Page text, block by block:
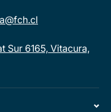
Sur 6165, Vitacura,